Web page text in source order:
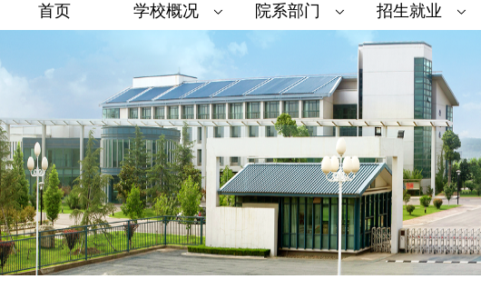
首页 学校概况 院系部门 招生就业